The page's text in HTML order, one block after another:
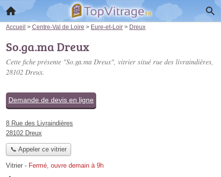
Accueil > Centre-Val de Loire > Eure-et-Loir > Dreux
So.ga.ma Dreux
Cette fiche présente "So.ga.ma Dreux", vitrier situé rue des livraindières,
28102 Dreux.
Demande de devis en ligne
8 Rue des Livraindières
28102 Dreux
📞 Appeler ce vitrier
Vitrier - Fermé, ouvre demain à 9h